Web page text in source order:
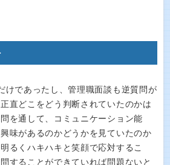
けであったし、管理職面談も逆質問が
直どこをどう判断されていたのかは
を通して、コミュニケーション能
味があるのかどうかを見ていたのか
るくハキハキと笑顔で応対するこ
することができていれば問題ないと